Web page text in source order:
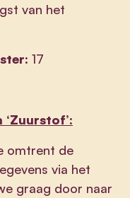
van het
17
omtrent de
via het
graag door naar